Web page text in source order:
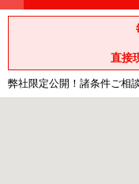
直接
弊社限定公開！諸条件ご相